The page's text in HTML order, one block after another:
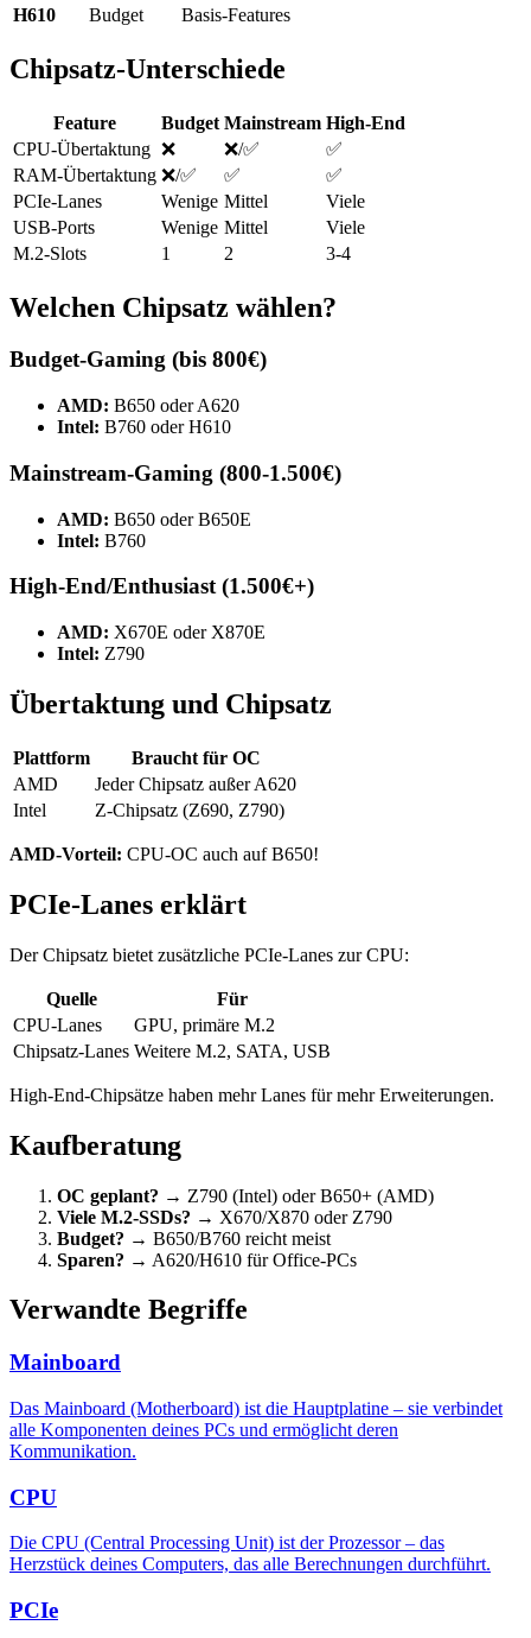
H610 Budget Basis-Features
Chipsatz-Unterschiede
Feature Budget Mainstream High-End
CPU-Übertaktung ❌ ❌/✅
✅
RAM-Übertaktung ❌/✅ ✅
✅
PCIe-Lanes
Wenige Mittel
Viele
USB-Ports
Wenige Mittel
Viele
M.2-Slots
1 2 3-4
Welchen Chipsatz wählen?
Budget-Gaming (bis 800€)
AMD: B650 oder A620
Intel: B760 oder H610
Mainstream-Gaming (800-1.500€)
AMD: B650 oder B650E
Intel: B760
High-End/Enthusiast (1.500€+)
AMD: X670E oder X870E
Intel: Z790
Übertaktung und Chipsatz
Plattform
Braucht für OC
AMD
Jeder Chipsatz außer A620
Intel
Z-Chipsatz (Z690, Z790)
AMD-Vorteil: CPU-OC auch auf B650!
PCIe-Lanes erklärt
Der Chipsatz bietet zusätzliche PCIe-Lanes zur CPU:
Quelle
Für
CPU-Lanes
GPU, primäre M.2
Chipsatz-Lanes Weitere M.2, SATA, USB
High-End-Chipsätze haben mehr Lanes für mehr Erweiterungen.
Kaufberatung
OC geplant? → Z790 (Intel) oder B650+ (AMD)
Viele M.2-SSDs? → X670/X870 oder Z790
Budget? → B650/B760 reicht meist
Sparen? → A620/H610 für Office-PCs
Verwandte Begriffe
Mainboard
Das Mainboard (Motherboard) ist die Hauptplatine – sie verbindet
alle Komponenten deines PCs und ermöglicht deren
Kommunikation.
CPU
Die CPU (Central Processing Unit) ist der Prozessor – das
Herzstück deines Computers, das alle Berechnungen durchführt.
PCIe